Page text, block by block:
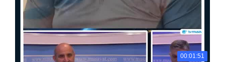
00:01:51